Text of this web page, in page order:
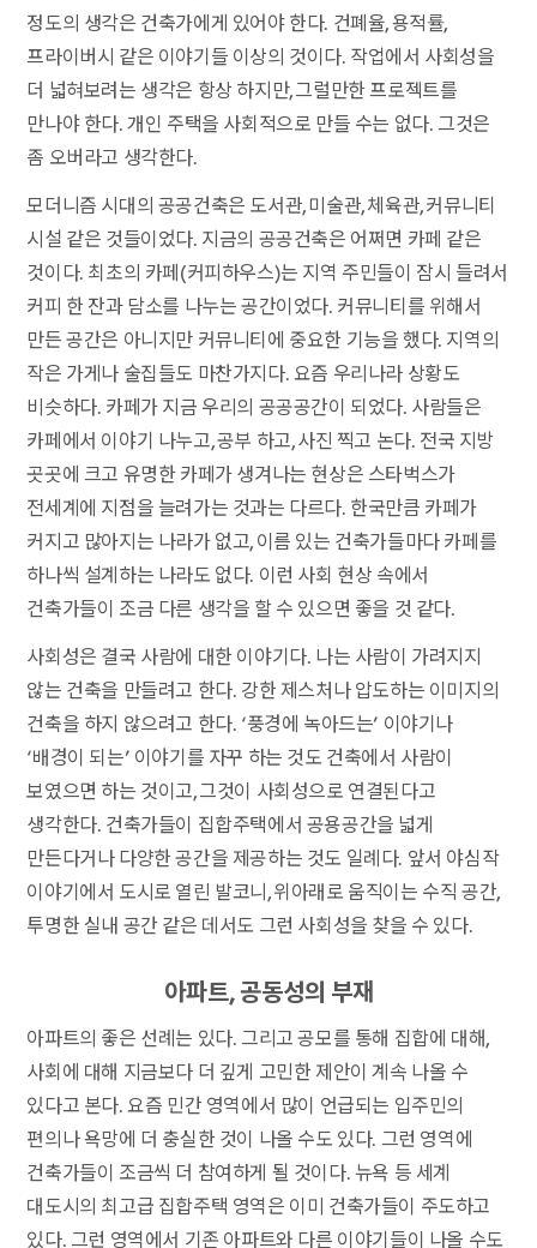
정도의 생각은 건축가에게 있어야 한다. 건폐율, 용적률,
프라이버시 같은 이야기들 이상의 것이다. 작업에서 사회성을
더 넓혀보려는 생각은 항상 하지만, 그럴만한 프로젝트를
만나야 한다. 개인 주택을 사회적으로 만들 수는 없다. 그것은
좀 오버라고 생각한다.
모더니즘 시대의 공공건축은 도서관, 미술관, 체육관, 커뮤니티
시설 같은 것들이었다. 지금의 공공건축은 어쩌면 카페 같은
것이다. 최초의 카페(커피하우스)는 지역 주민들이 잠시 들려서
커피 한 잔과 담소를 나누는 공간이었다. 커뮤니티를 위해서
만든 공간은 아니지만 커뮤니티에 중요한 기능을 했다. 지역의
작은 가게나 술집들도 마찬가지다. 요즘 우리나라 상황도
비슷하다. 카페가 지금 우리의 공공공간이 되었다. 사람들은
카페에서 이야기 나누고, 공부 하고, 사진 찍고 논다. 전국 지방
곳곳에 크고 유명한 카페가 생겨나는 현상은 스타벅스가
전세계에 지점을 늘려가는 것과는 다르다. 한국만큼 카페가
커지고 많아지는 나라가 없고, 이름 있는 건축가들마다 카페를
하나씩 설계하는 나라도 없다. 이런 사회 현상 속에서
건축가들이 조금 다른 생각을 할 수 있으면 좋을 것 같다.
사회성은 결국 사람에 대한 이야기다. 나는 사람이 가려지지
않는 건축을 만들려고 한다. 강한 제스처나 압도하는 이미지의
건축을 하지 않으려고 한다. ‘풍경에 녹아드는’ 이야기나
‘배경이 되는’ 이야기를 자꾸 하는 것도 건축에서 사람이
보였으면 하는 것이고, 그것이 사회성으로 연결된다고
생각한다. 건축가들이 집합주택에서 공용공간을 넓게
만든다거나 다양한 공간을 제공하는 것도 일례다. 앞서 야심작
이야기에서 도시로 열린 발코니, 위아래로 움직이는 수직 공간,
투명한 실내 공간 같은 데서도 그런 사회성을 찾을 수 있다.
아파트, 공동성의 부재
아파트의 좋은 선례는 있다. 그리고 공모를 통해 집합에 대해,
사회에 대해 지금보다 더 깊게 고민한 제안이 계속 나올 수
있다고 본다. 요즘 민간 영역에서 많이 언급되는 입주민의
편의나 욕망에 더 충실한 것이 나올 수도 있다. 그런 영역에
건축가들이 조금씩 더 참여하게 될 것이다. 뉴욕 등 세계
대도시의 최고급 집합주택 영역은 이미 건축가들이 주도하고
있다. 그런 영역에서 기존 아파트와 다른 이야기들이 나올 수도